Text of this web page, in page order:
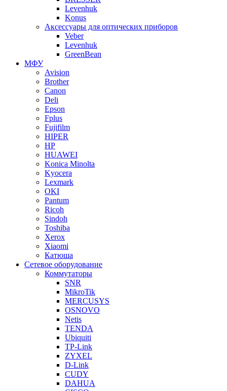
Levenhuk
Konus
Аксессуары для оптических приборов
Veber
Levenhuk
GreenBean
МФУ
Avision
Brother
Canon
Deli
Epson
Fplus
Fujifilm
HIPER
HP
HUAWEI
Konica Minolta
Kyocera
Lexmark
OKI
Pantum
Ricoh
Sindoh
Toshiba
Xerox
Xiaomi
Катюша
Сетевое оборудование
Коммутаторы
SNR
MikroTik
MERCUSYS
OSNOVO
Netis
TENDA
Ubiquiti
TP-Link
ZYXEL
D-Link
CUDY
DAHUA